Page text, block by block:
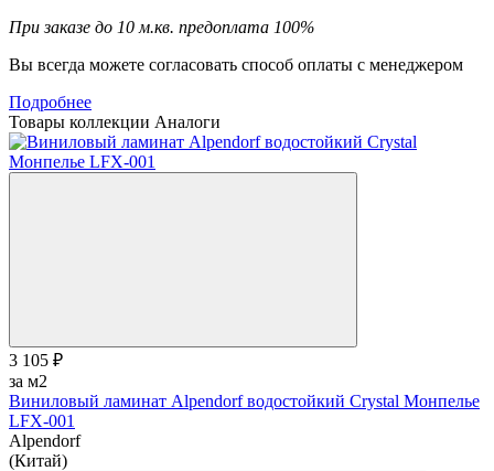
При заказе до 10 м.кв. предоплата 100%
Вы всегда можете согласовать способ оплаты с менеджером
Подробнее
Товары коллекции Аналоги
3 105 ₽
за м2
Виниловый ламинат Alpendorf водостойкий Crystal Монпелье
LFX-001
Alpendorf
(Китай)